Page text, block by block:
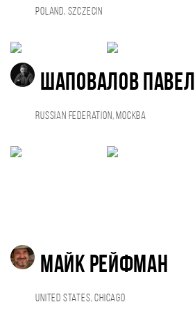
Poland, Szczecin
Шаповалов Павел
Russian Federation, Москва
Майк Рейфман
United States, Chicago